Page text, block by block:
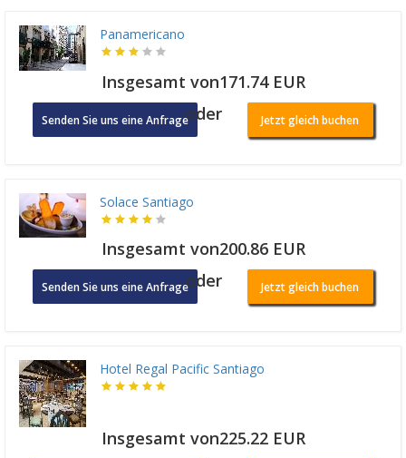
Panamericano
Insgesamt von171.74 EUR
Senden Sie uns eine Anfrageoder Jetzt gleich buchen
Solace Santiago
Insgesamt von200.86 EUR
Senden Sie uns eine Anfrageoder Jetzt gleich buchen
Hotel Regal Pacific Santiago
Insgesamt von225.22 EUR